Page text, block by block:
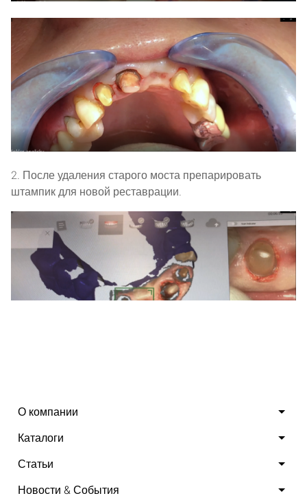
О компании
Каталоги
Статьи
Новости & События
2. После удаления старого моста препарировать
штампик для новой реставрации.